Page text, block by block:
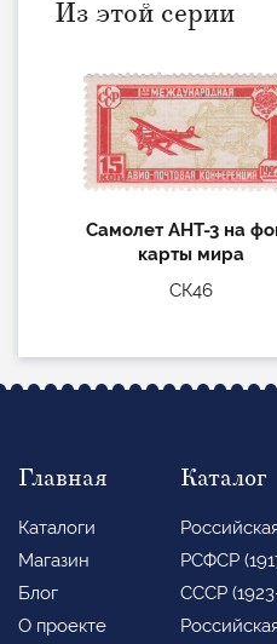
Из этой серии
Самолет АНТ-3 на
карты мира
СК46
Главная
Каталоги
Магазин
Блог
О проекте
Каталог
РСФСР
СССР